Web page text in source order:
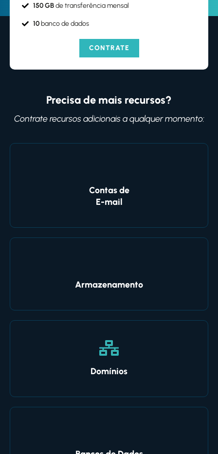
150 GBde transferência mensal
10banco de dados
CONTRATE
Precisa de mais recursos?
Contrate recursos adicionais a qualquer momento:
Contas de
E-mail
Armazenamento
Domínios